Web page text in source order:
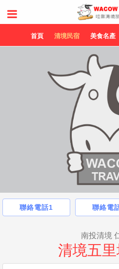
首頁 清境民宿 美食名產
聯絡電話1 聯絡電
南投清境
清境五